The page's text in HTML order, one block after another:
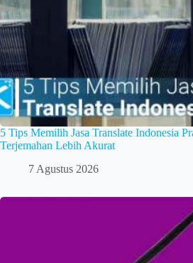
5 Tips Memilih Jasa Translate Indonesia
Terjemahan Lebih Akurat
7 Agustus 2026